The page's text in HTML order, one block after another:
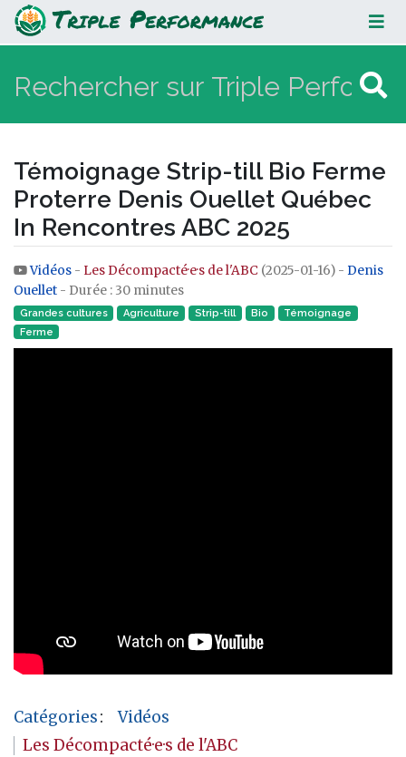
Témoignage Strip-till Bio Ferme
Proterre Denis Ouellet Québec In
Rencontres ABC 2025
Témoignage Strip-till Bio Ferme
Proterre Denis Ouellet Québec
In Rencontres ABC 2025
Aller à :navigation,rechercher
Vidéos - Les Décompacté·e·s de l'ABC (2025-01-16) - Denis
Ouellet - Durée : 30 minutes
Grandes cultures Agriculture Strip-till Bio
Témoignage
Ferme
Catégories:
Vidéos
Les Décompacté·e·s de l'ABC